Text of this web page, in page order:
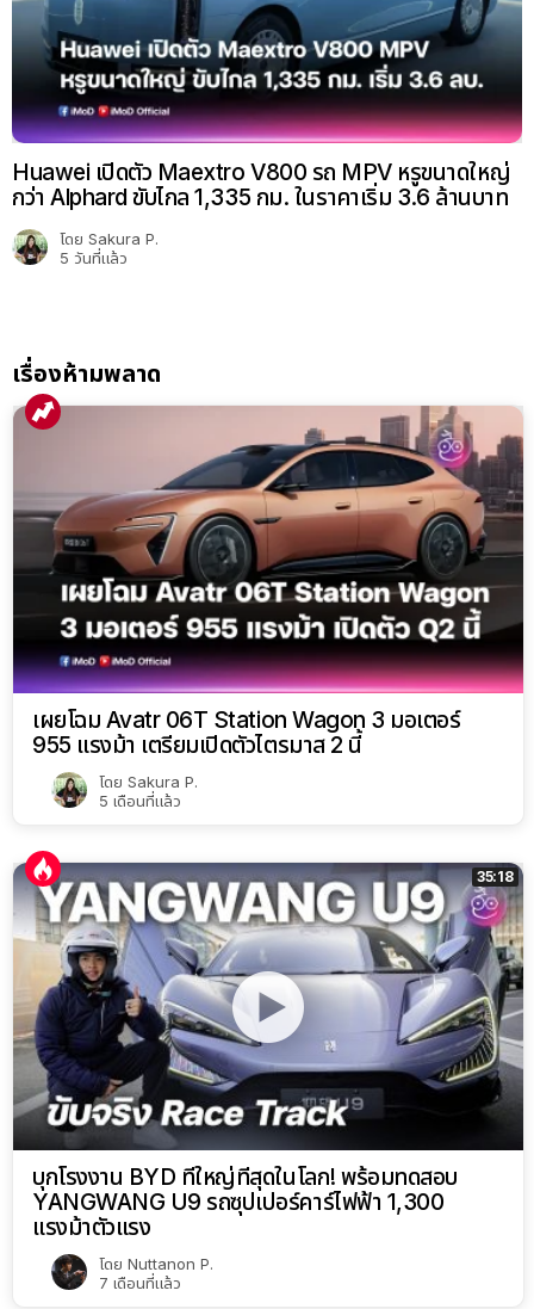
Huawei เปิดตัว Maextro V800 รถ MPV หรูขนาดใหญ่
กว่า Alphard ขับไกล 1,335 กม. ในราคาเริ่ม 3.6 ล้านบาท
โดย Sakura P.
5 วันที่แล้ว
เรื่องห้ามพลาด
เผยโฉม Avatr 06T Station Wagon 3 มอเตอร์
955 แรงม้า เตรียมเปิดตัวไตรมาส 2 นี้
โดย Sakura P.
5 เดือนที่แล้ว
35:18
บุกโรงงาน BYD ที่ใหญ่ที่สุดในโลก! พร้อมทดสอบ
YANGWANG U9 รถซุปเปอร์คาร์ไฟฟ้า 1,300
แรงม้าตัวแรง
โดย Nuttanon P.
7 เดือนที่แล้ว